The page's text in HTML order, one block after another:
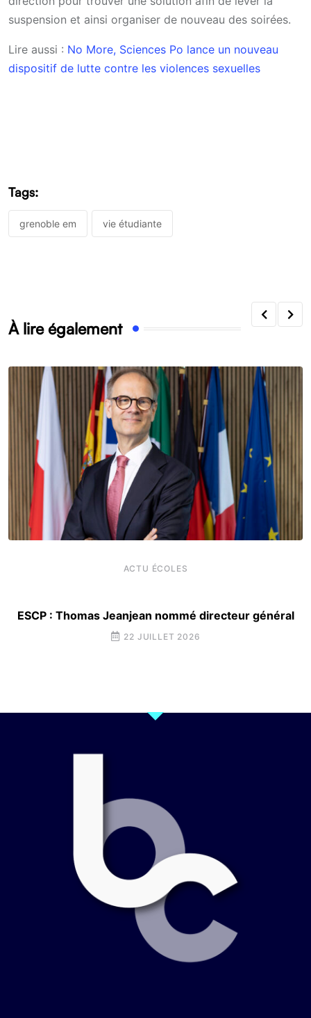
suspension et ainsi organiser de nouveau des soirées.
Lire aussi : No More, Sciences Po lance un nouveau
dispositif de lutte contre les violences sexuelles
Tags:
grenoble em vie étudiante
À lire également
ACTU ÉCOLES
ESCP : Thomas Jeanjean nommé directeur général
22 JUILLET 2026